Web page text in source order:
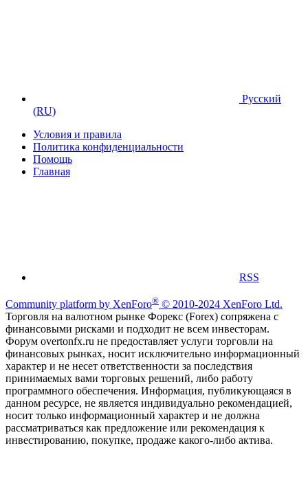
Русский
(RU)
Условия и правила
Политика конфиденциальности
Помощь
Главная
RSS
Community platform by XenForo® © 2010-2024 XenForo Ltd.
Торговля на валютном рынке Форекс (Forex) сопряжена с
финансовыми рисками и подходит не всем инвесторам.
Форум overtonfx.ru не предоставляет услуги торговли на
финансовых рынках, носит исключительно информационный
характер и не несет ответственности за последствия
принимаемых вами торговых решений, либо работу
программного обеспечения. Информация, публикующаяся в
данном ресурсе, не является индивидуально рекомендацией,
носит только информационный характер и не должна
рассматриваться как предложение или рекомендация к
инвестированию, покупке, продаже какого-либо актива.